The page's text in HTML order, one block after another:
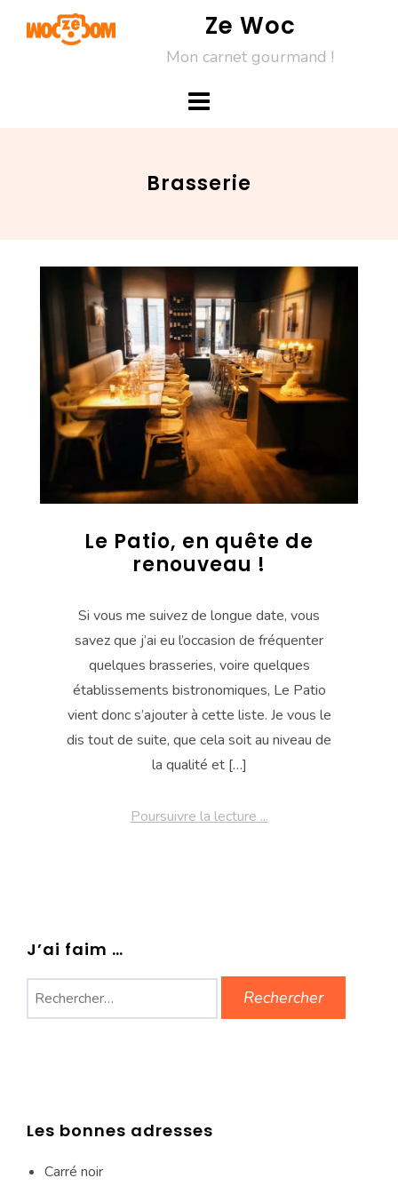
Ze Woc
Mon carnet gourmand !
Brasserie
Le Patio, en quête de
renouveau !
Si vous me suivez de longue date, vous
savez que j’ai eu l’occasion de fréquenter
quelques brasseries, voire quelques
établissements bistronomiques, Le Patio
vient donc s’ajouter à cette liste. Je vous le
dis tout de suite, que cela soit au niveau de
la qualité et […]
Poursuivre la lecture ...
J’ai faim …
Les bonnes adresses
Carré noir